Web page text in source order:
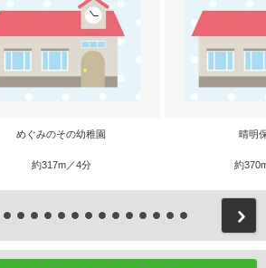
めぐみのその幼稚園
約317m／4分
晴明
約